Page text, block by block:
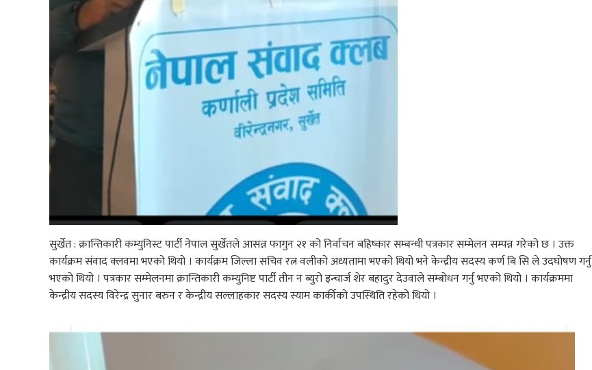
सुर्खेत : क्रान्तिकारी कम्युनिस्ट पार्टी नेपाल सुर्खेतले आसन्न फागुन २१ को निर्वाचन बहिष्कार सम्बन्धी पत्रकार सम्मेलन सम्पन्न गरेको छ । उक्त
कार्यक्रम संवाद क्लवमा भएको थियो । कार्यक्रम जिल्ला सचिव रत्न वलीक‍ो अध्यतामा भएको थियो भने केन्द्रीय सदस्य कर्ण बि सि ले उदघोषण गर्नु
भएको थियो । पत्रकार सम्मेलनमा क्रान्तिकारी कम्युनिष्ट पार्टी तीन न ब्युरो इन्चार्ज शेर बहादुर देउवाले सम्बोधन गर्नु भएको थियो । कार्यक्रममा
केन्द्रीय सदस्य विरेन्द्र सुनार बरुन र केन्द्रीय सल्लाहकार सदस्य स्याम कार्कीको उपस्थिति रहेको थियो ।